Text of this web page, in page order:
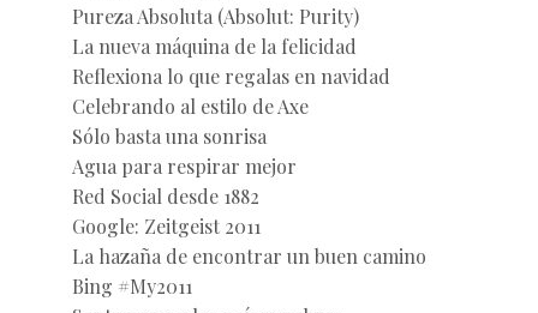
Pureza Absoluta (Absolut: Purity)
La nueva máquina de la felicidad
Reflexiona lo que regalas en navidad
Celebrando al estilo de Axe
Sólo basta una sonrisa
Agua para respirar mejor
Red Social desde 1882
Google: Zeitgeist 2011
La hazaña de encontrar un buen camino
Bing #My2011